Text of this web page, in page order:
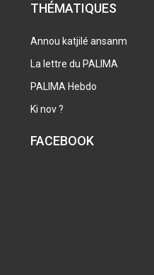
THÉMATIQUES
Annou katjilé ansanm
La lettre du PALIMA
PALIMA Hebdo
Ki nov ?
FACEBOOK